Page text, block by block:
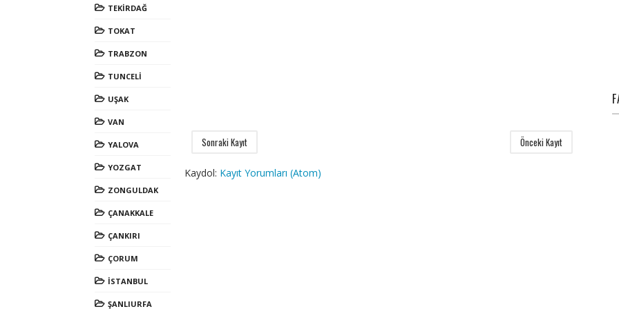
TEKİRDAĞ
TOKAT
TRABZON
TUNCELİ
UŞAK
VAN
YALOVA
YOZGAT
ZONGULDAK
ÇANAKKALE
ÇANKIRI
ÇORUM
İSTANBUL
ŞANLIURFA
Sonraki Kayıt Önceki Kayıt
Kaydol: Kayıt Yorumları (Atom)